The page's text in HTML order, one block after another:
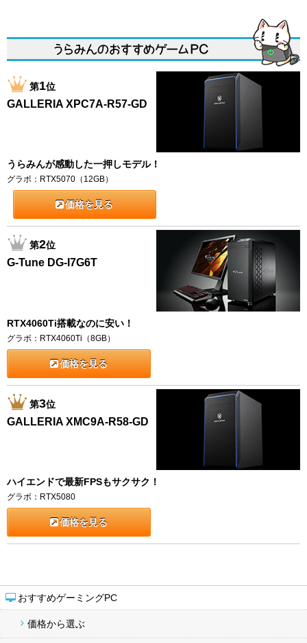
おすすめゲーミングPC
価格から選ぶ
第1位
GALLERIA XPC7A-R57-GD
うらみんが感動した一押しモデル！
グラボ：RTX5070（12GB）
価格を見る
第2位
G-Tune DG-I7G6T
RTX4060Ti搭載なのに安い！
グラボ：RTX4060Ti（8GB）
価格を見る
第3位
GALLERIA XMC9A-R58-GD
ハイエンドで最新FPSもサクサク！
グラボ：RTX5080
価格を見る